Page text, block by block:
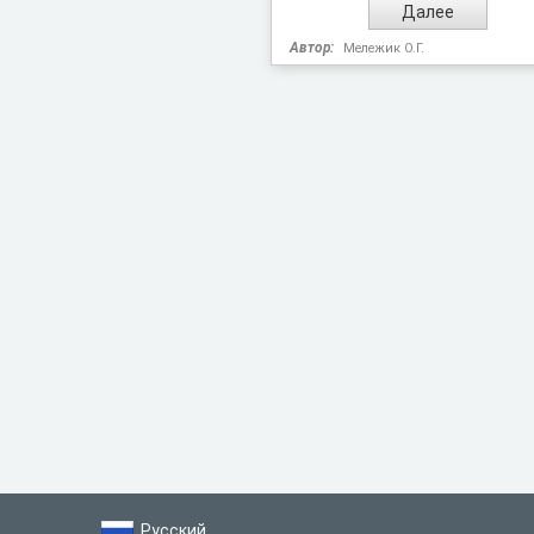
Автор: Мележик О.Г.